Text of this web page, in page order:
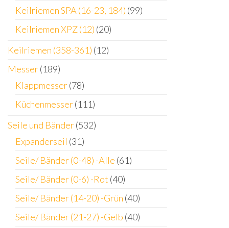
Keilriemen SPA (16-23, 184) (99)
Keilriemen XPZ (12) (20)
Keilriemen (358-361) (12)
Messer(189)
Klappmesser(78)
Küchenmesser(111)
Seile und Bänder(532)
Expanderseil (31)
Seile/ Bänder (0-48) -Alle (61)
Seile/ Bänder (0-6) -Rot (40)
Seile/ Bänder (14-20) -Grün (40)
Seile/ Bänder (21-27) -Gelb (40)